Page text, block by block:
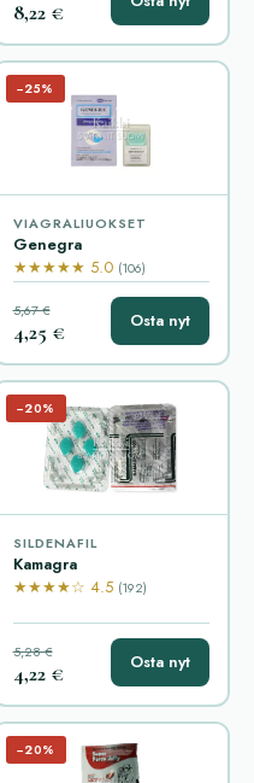
8,22 €
−25%
VIAGRALIUOKSET
Genegra
★★★★★ 5.0 (106)
5,67 €
4,25 € Osta nyt
−20%
SILDENAFIL
Kamagra
★★★★☆ 4.5 (192)
5,28 €
4,22 € Osta nyt
−20%